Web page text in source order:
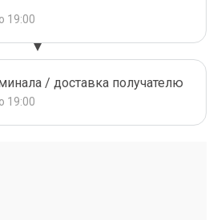
19:00
/ доставка получателю
19:00